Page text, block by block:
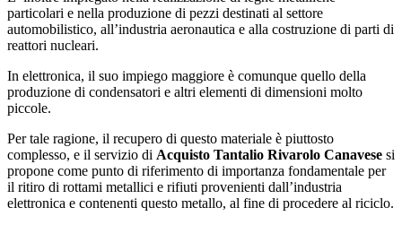
particolari e nella produzione di pezzi destinati al settore
automobilistico, all’industria aeronautica e alla costruzione di parti di
reattori nucleari.
In elettronica, il suo impiego maggiore è comunque quello della
produzione di condensatori e altri elementi di dimensioni molto
piccole.
Per tale ragione, il recupero di questo materiale è piuttosto
complesso, e il servizio di Acquisto Tantalio Rivarolo Canavese si
propone come punto di riferimento di importanza fondamentale per
il ritiro di rottami metallici e rifiuti provenienti dall’industria
elettronica e contenenti questo metallo, al fine di procedere al riciclo.